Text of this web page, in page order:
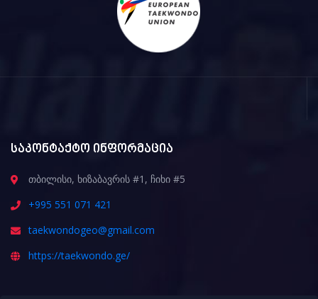
საკონტაქტო ინფორმაცია
თბილისი, ხიზაბავრის #1, ჩიხი #5
+995 551 071 421
taekwondogeo@gmail.com
https://taekwondo.ge/